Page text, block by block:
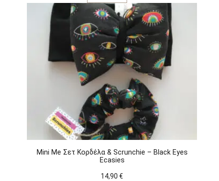
προϊόν
έχει
πολλαπλές
παραλλαγές.
Οι
επιλογές
μπορούν
να
επιλεγούν
στη
σελίδα
του
προϊόντος
Mini Me Σετ Κορδέλα & Scrunchie – Black Eyes
Ecasies
14,90 €